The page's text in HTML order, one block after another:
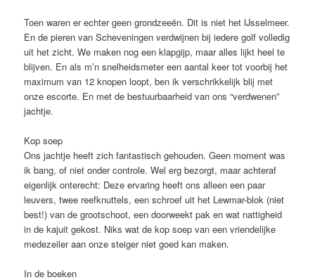
Toen waren er echter geen grondzeeën. Dit is niet het IJsselmeer.
En de pieren van Scheveningen verdwijnen bij iedere golf volledig
uit het zicht. We maken nog een klapgijp, maar alles lijkt heel te
blijven. En als m’n snelheidsmeter een aantal keer tot voorbij het
maximum van 12 knopen loopt, ben ik verschrikkelijk blij met
onze escorte. En met de bestuurbaarheid van ons “verdwenen”
jachtje.
Kop soep
Ons jachtje heeft zich fantastisch gehouden. Geen moment was
ik bang, of niet onder controle. Wel erg bezorgt, maar achteraf
eigenlijk onterecht: Deze ervaring heeft ons alleen een paar
leuvers, twee reefknuttels, een schroef uit het Lewmar-blok (niet
best!) van de grootschoot, een doorweekt pak en wat nattigheid
in de kajuit gekost. Niks wat de kop soep van een vriendelijke
medezeiler aan onze steiger niet goed kan maken.
In de boeken